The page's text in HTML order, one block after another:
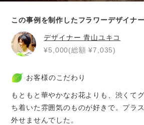
この事例を制作したフラワーデザイナー
デザイナー青山ユキコ
¥5,000(総額 ¥7,035)
お客様のこだわり
もともと華やかなお花よりも、渋くて
ち着いた雰囲気のものが好きで。プラ
外せませんでした。